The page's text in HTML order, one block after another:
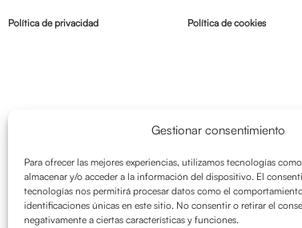
Gestionar consentimiento
Para ofrecer las mejores experiencias, utilizamos tecnologías
almacenar y/o acceder a la información del dispositivo. El
tecnologías nos permitirá procesar datos como el
identificaciones únicas en este sitio. No consentir o retirar el
negativamente a ciertas características y funciones.
Política de privacidad Política de cookies